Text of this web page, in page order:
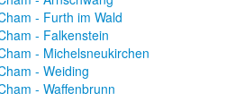
- Furth im Wald
- Falkenstein
- Michelsneukirchen
- Weiding
- Waffenbrunn